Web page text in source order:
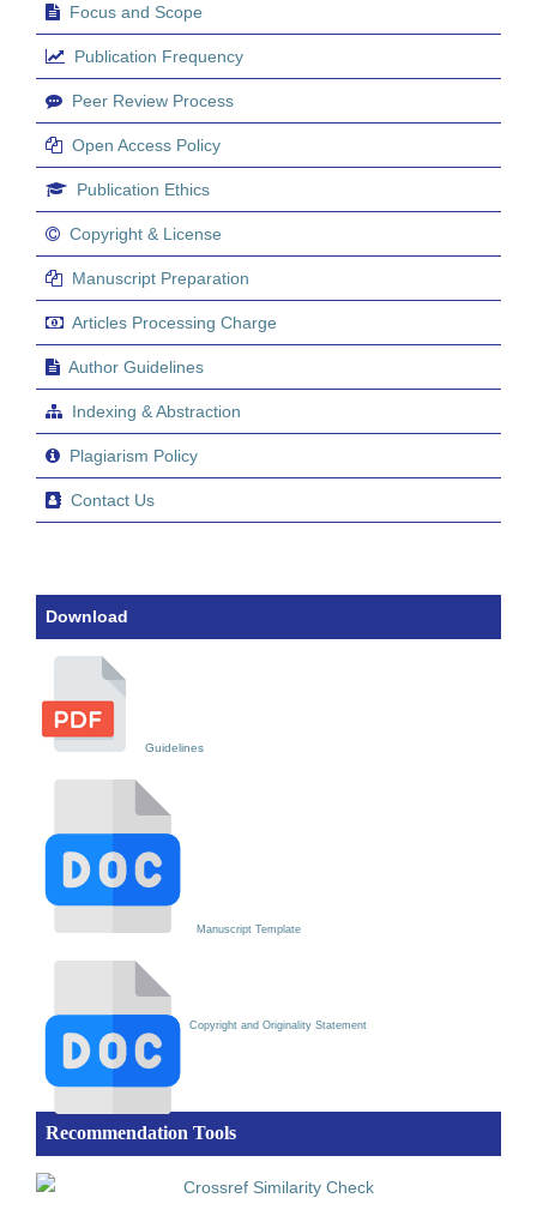
Focus and Scope
Publication Frequency
Peer Review Process
Open Access Policy
Publication Ethics
Copyright & License
Manuscript Preparation
Articles Processing Charge
Author Guidelines
Indexing & Abstraction
Plagiarism Policy
Contact Us
Download
Guidelines
Manuscript Template
Copyright and Originality Statement
Recommendation Tools